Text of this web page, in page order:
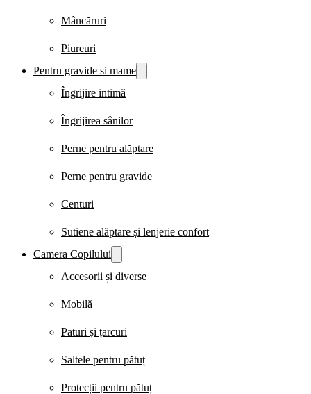
Mâncăruri
Piureuri
Pentru gravide si mame
Îngrijire intimă
Îngrijirea sânilor
Perne pentru alăptare
Perne pentru gravide
Centuri
Sutiene alăptare și lenjerie confort
Camera Copilului
Accesorii și diverse
Mobilă
Paturi și țarcuri
Saltele pentru pătuț
Protecții pentru pătuț